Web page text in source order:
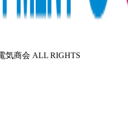
気商会 ALL RIGHTS